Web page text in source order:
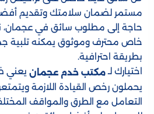
مستمر لضمان سلامتك وتقديم
حاجة إلى مطلوب سائق في عجمان،
خاص محترف وموثوق يمكنه تلبية
بطريقة احترافية.
اختيارك لـمكتب خدم عجمان يعني
يحملون رخص القيادة اللازمة
التعامل مع الطرق والمواقف